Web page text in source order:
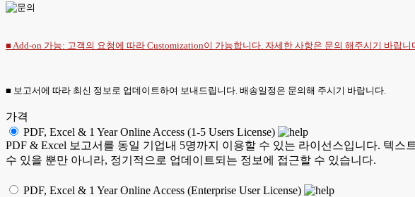
■ Add-on 가능: 고객의 요청에 따라 Customization이 가능합니다. 자세한 사항은 문의 해주시기 바랍니
■ 보고서에 따라 최신 정보로 업데이트하여 보내드립니다. 배송일정은 문의해 주시기 바랍니다.
가격
PDF, Excel & 1 Year Online Access (1-5 Users License)
PDF & Excel 보고서를 동일 기업내 5명까지 이용할 수 있는 라이선스입니다. 텍
수 있을 뿐만 아니라, 정기적으로 업데이트되는 정보에 접근할 수 있습니다.
PDF, Excel & 1 Year Online Access (Enterprise User License)